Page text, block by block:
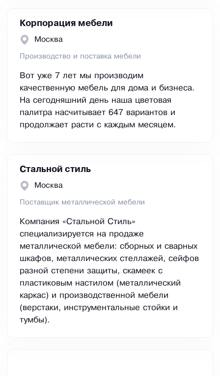
Корпорация мебели
Москва
Производство и поставка мебели
Вот уже 7 лет мы производим
качественную мебель для дома и бизнеса.
На сегодняшний день наша цветовая
палитра насчитывает 647 вариантов и
продолжает расти с каждым месяцем.
Стальной стиль
Москва
Поставщик металлической мебели
Компания «Стальной Стиль»
специализируется на продаже
металлической мебели: сборных и сварных
шкафов, металлических стеллажей, сейфов
разной степени защиты, скамеек с
пластиковым настилом (металлический
каркас) и производственной мебели
(верстаки, инструментальные стойки и
тумбы).